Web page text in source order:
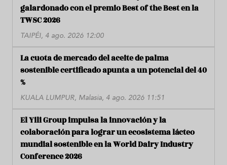
galardonado con el premio Best of the Best en la
TWSC 2026
TAIPÉI, 4 ago. 2026 12:00
La cuota de mercado del aceite de palma
sostenible certificado apunta a un potencial del 40
%
KUALA LUMPUR, Malasia, 4 ago. 2026 11:51
El Yili Group impulsa la innovación y la
colaboración para lograr un ecosistema lácteo
mundial sostenible en la World Dairy Industry
Conference 2026